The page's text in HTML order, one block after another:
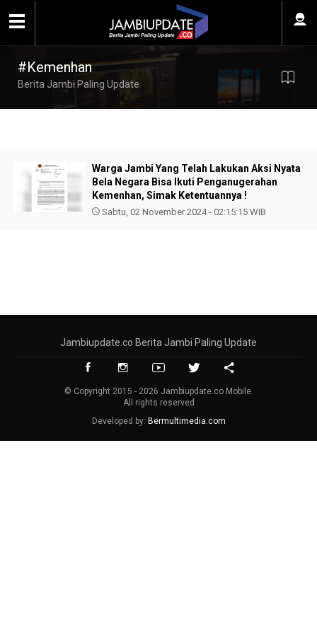
#Kemenhan
Berita Jambi Paling Update
Warga Jambi Yang Telah Lakukan Aksi Nyata
Bela Negara Bisa Ikuti Penganugerahan
Kemenhan, Simak Ketentuannya !
Sabtu, 02 November 2024 - 02:15:15 WIB
Jambiupdate.co Berita Jambi Paling Update
© Copyright 2015 - 2026 Jambiupdate.co Mobile.
All rights reserved
Developed by: Bermultimedia.com